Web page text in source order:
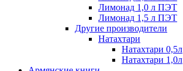
Лимонад 1,0 л ПЭТ
Лимонад 1,5 л ПЭТ
Другие производители
Натахтари
Натахтари 0,5л
Натахтари 1,0л